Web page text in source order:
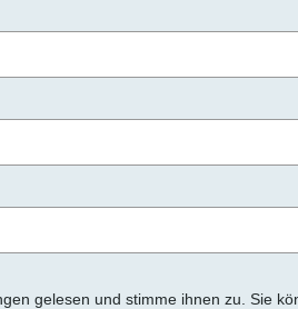
gelesen und stimme ihnen zu. Sie